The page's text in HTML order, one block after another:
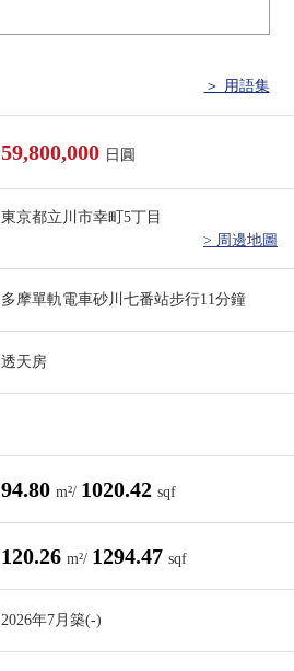
＞ 用語集
59,800,000 日圓
東京都立川市幸町5丁目
> 周邊地圖
多摩單軌電車砂川七番站步行11分鐘
透天房
94.80 m²/ 1020.42 sqf
120.26 m²/ 1294.47 sqf
2026年7月築(-)